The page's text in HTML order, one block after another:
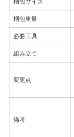
梱包サイズ
梱包重量
必要工具
組み立て
変更点
備考